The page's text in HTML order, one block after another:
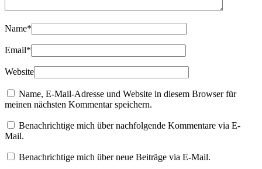
Name*
Email*
Website
Name, E-Mail-Adresse und Website in diesem Browser für
meinen nächsten Kommentar speichern.
Benachrichtige mich über nachfolgende Kommentare via E-
Mail.
Benachrichtige mich über neue Beiträge via E-Mail.